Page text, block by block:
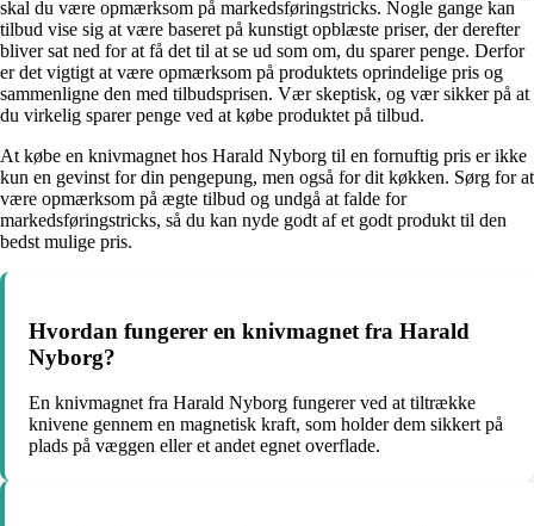
skal du være opmærksom på markedsføringstricks. Nogle gange kan
tilbud vise sig at være baseret på kunstigt opblæste priser, der derefter
bliver sat ned for at få det til at se ud som om, du sparer penge. Derfor
er det vigtigt at være opmærksom på produktets oprindelige pris og
sammenligne den med tilbudsprisen. Vær skeptisk, og vær sikker på at
du virkelig sparer penge ved at købe produktet på tilbud.
At købe en knivmagnet hos Harald Nyborg til en fornuftig pris er ikke
kun en gevinst for din pengepung, men også for dit køkken. Sørg for at
være opmærksom på ægte tilbud og undgå at falde for
markedsføringstricks, så du kan nyde godt af et godt produkt til den
bedst mulige pris.
Hvordan fungerer en knivmagnet fra Harald
Nyborg?
En knivmagnet fra Harald Nyborg fungerer ved at tiltrække
knivene gennem en magnetisk kraft, som holder dem sikkert på
plads på væggen eller et andet egnet overflade.